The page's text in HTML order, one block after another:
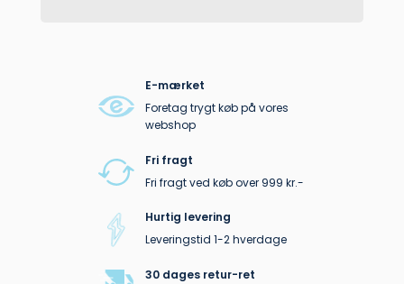
E-mærket
Foretag trygt køb på vores
webshop
Fri fragt
Fri fragt ved køb over 999 kr.-
Hurtig levering
Leveringstid 1-2 hverdage
30 dages retur-ret